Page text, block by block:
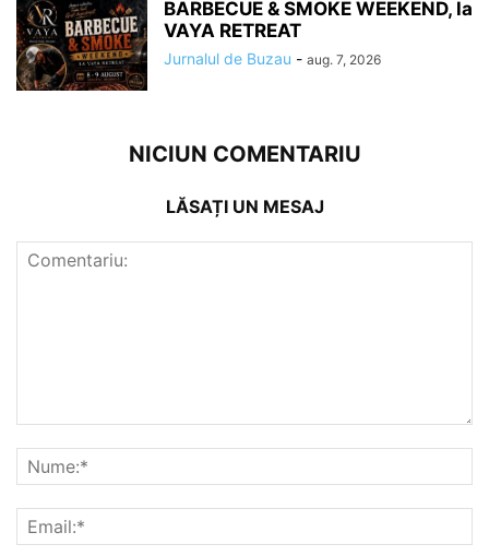
BARBECUE & SMOKE WEEKEND, la
VAYA RETREAT
Jurnalul de Buzau - aug. 7, 2026
NICIUN COMENTARIU
LĂSAȚI UN MESAJ